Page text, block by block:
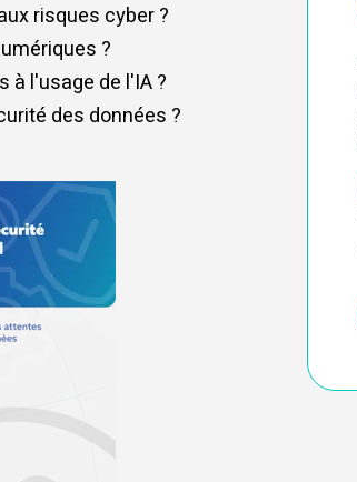
risques cyber ?
?
à l'usage de l'IA ?
des données ?